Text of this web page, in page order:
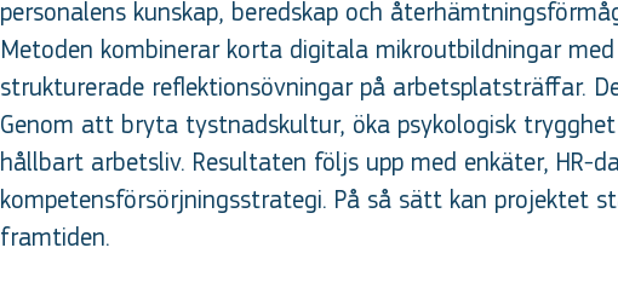
personalens kunskap, beredskap och
Metoden kombinerar korta digitala mikroutbildningar
strukturerade reflektionsövningar på arbetsplatsträffar.
Genom att bryta tystnadskultur, öka psykologisk
hållbart arbetsliv. Resultaten följs upp med enkäter, HR-
kompetensförsörjningsstrategi. På så sätt kan projektet
framtiden.